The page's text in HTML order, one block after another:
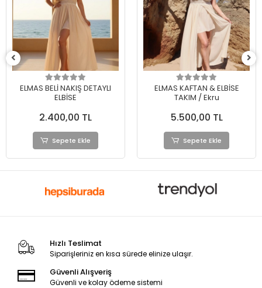
ELMAS BELİ NAKIŞ DETAYLI
ELBİSE
2.400,00 TL
Sepete Ekle
ELMAS KAFTAN & ELBİSE
TAKIM / Ekru
5.500,00 TL
Sepete Ekle
Hızlı Teslimat
Siparişleriniz en kısa sürede elinize ulaşır.
Güvenli Alışveriş
Güvenli ve kolay ödeme sistemi